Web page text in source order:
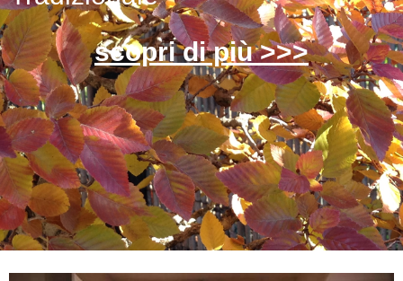
scopri di più >>>